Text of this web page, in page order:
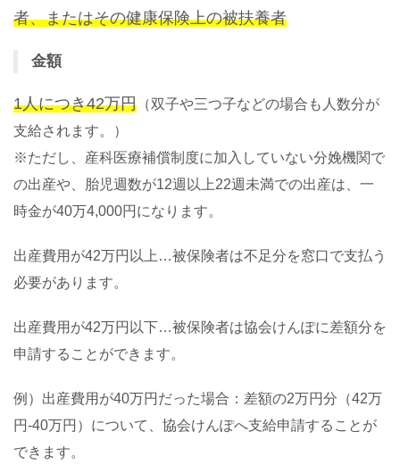
者、またはその健康保険上の被扶養者
金額
1人につき42万円 （双子や三つ子などの場合も人数分が
支給されます。）
※ただし、産科医療補償制度に加入していない分娩機関で
の出産や、胎児週数が12週以上22週未満での出産は、一
時金が40万4,000円になります。
出産費用が42万円以上…被保険者は不足分を窓口で支払う
必要があります。
出産費用が42万円以下…被保険者は協会けんぽに差額分を
申請することができます。
例）出産費用が40万円だった場合：差額の2万円分（42万
円-40万円）について、協会けんぽへ支給申請することが
できます。